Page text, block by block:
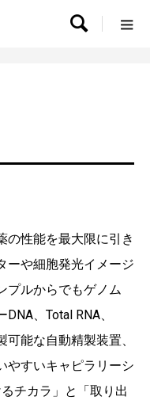

の性能を最大限に引き
ーや細胞発光イメージ
プルからでもゲノム
、Total RNA、
可能な自動精製装置、
やすいキャピラリーシ
チカラ」と「取り出